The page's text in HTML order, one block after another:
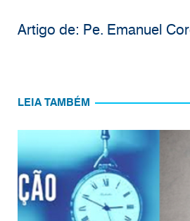
Artigo de: Pe. Emanuel
LEIA TAMBÉM